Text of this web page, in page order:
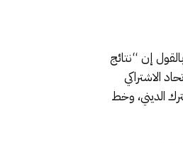
إن “نتائج
الاشتراكي
الديني، وخط